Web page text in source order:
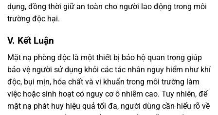
dụng, đồng thời giữ an toàn cho người lao động trong môi
trường độc hại.
V. Kết Luận
Mặt nạ phòng độc là một thiết bị bảo hộ quan trọng giúp
bảo vệ người sử dụng khỏi các tác nhân nguy hiểm như khí
độc, bụi mịn, hóa chất và vi khuẩn trong môi trường làm
việc hoặc sinh hoạt có nguy cơ ô nhiễm cao. Tuy nhiên, để
mặt nạ phát huy hiệu quả tối đa, người dùng cần hiểu rõ về